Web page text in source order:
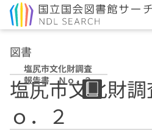
図書
塩尻市文化財調査
報告書 Ｎｏ．２
塩尻市文化財
ｏ．２